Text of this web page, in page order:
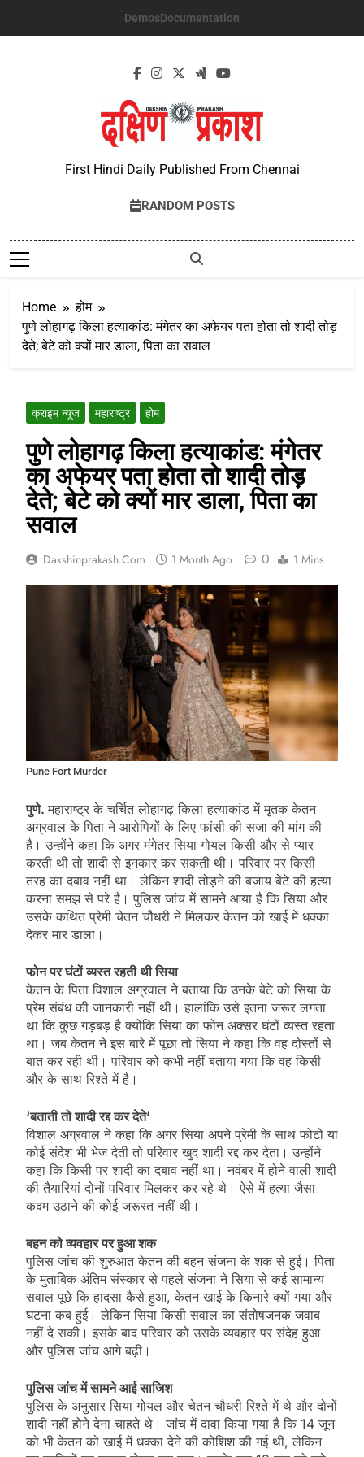
DemosDocumentation
First Hindi Daily Published From Chennai
RANDOM POSTS
Home
होम
पुणे लोहागढ़ किला हत्याकांड: मंगेतर का अफेयर पता होता तो शादी तोड़
देते; बेटे को क्यों मार डाला, पिता का सवाल
क्राइम न्यूज महाराष्ट्र होम
पुणे लोहागढ़ किला हत्याकांड: मंगेतर
का अफेयर पता होता तो शादी तोड़
देते; बेटे को क्यों मार डाला, पिता का
सवाल
Dakshinprakash.com 1 Month Ago 0 1 Mins
Pune Fort Murder
पुणे.महाराष्ट्र के चर्चित लोहागढ़ किला हत्याकांड में मृतक केतन
अग्रवाल के पिता ने आरोपियों के लिए फांसी की सजा की मांग की
है। उन्होंने कहा कि अगर मंगेतर सिया गोयल किसी और से प्यार
करती थी तो शादी से इनकार कर सकती थी। परिवार पर किसी
तरह का दबाव नहीं था। लेकिन शादी तोड़ने की बजाय बेटे की हत्या
करना समझ से परे है। पुलिस जांच में सामने आया है कि सिया और
उसके कथित प्रेमी चेतन चौधरी ने मिलकर केतन को खाई में धक्का
देकर मार डाला।
फोन पर घंटों व्यस्त रहती थी सिया
केतन के पिता विशाल अग्रवाल ने बताया कि उनके बेटे को सिया के
प्रेम संबंध की जानकारी नहीं थी। हालांकि उसे इतना जरूर लगता
था कि कुछ गड़बड़ है क्योंकि सिया का फोन अक्सर घंटों व्यस्त रहता
था। जब केतन ने इस बारे में पूछा तो सिया ने कहा कि वह दोस्तों से
बात कर रही थी। परिवार को कभी नहीं बताया गया कि वह किसी
और के साथ रिश्ते में है।
‘बताती तो शादी रद्द कर देते’
विशाल अग्रवाल ने कहा कि अगर सिया अपने प्रेमी के साथ फोटो या
कोई संदेश भी भेज देती तो परिवार खुद शादी रद्द कर देता। उन्होंने
कहा कि किसी पर शादी का दबाव नहीं था। नवंबर में होने वाली शादी
की तैयारियां दोनों परिवार मिलकर कर रहे थे। ऐसे में हत्या जैसा
कदम उठाने की कोई जरूरत नहीं थी।
बहन को व्यवहार पर हुआ शक
पुलिस जांच की शुरुआत केतन की बहन संजना के शक से हुई। पिता
के मुताबिक अंतिम संस्कार से पहले संजना ने सिया से कई सामान्य
सवाल पूछे कि हादसा कैसे हुआ, केतन खाई के किनारे क्यों गया और
घटना कब हुई। लेकिन सिया किसी सवाल का संतोषजनक जवाब
नहीं दे सकी। इसके बाद परिवार को उसके व्यवहार पर संदेह हुआ
और पुलिस जांच आगे बढ़ी।
पुलिस जांच में सामने आई साजिश
पुलिस के अनुसार सिया गोयल और चेतन चौधरी रिश्ते में थे और दोनों
शादी नहीं होने देना चाहते थे। जांच में दावा किया गया है कि 14 जून
को भी केतन को खाई में धक्का देने की कोशिश की गई थी, लेकिन